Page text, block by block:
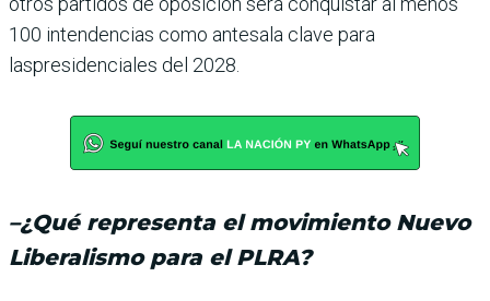
100 intendencias como antesala clave para
laspresidenciales del 2028.
–¿Qué representa el movi­miento Nuevo
Liberalismo para el PLRA?